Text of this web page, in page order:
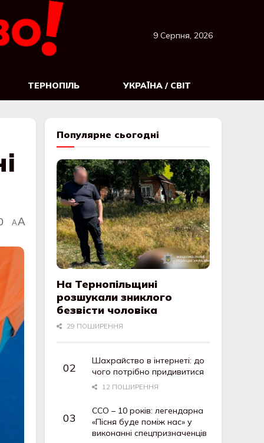
9 Серпня, 2026
ТЕРНОПІЛЬ УКРАЇНА / СВІТ
AA
Популярне сьогодні
На Тернопільщині
розшукали зниклого
безвісти чоловіка
29 ПОШИРЕННЯ
Шахрайство в інтернеті: до
чого потрібно придивитися
12 ПОШИРЕННЯ
ССО – 10 років: легендарна
«Пісня буде поміж нас» у
виконанні спецпризначенців